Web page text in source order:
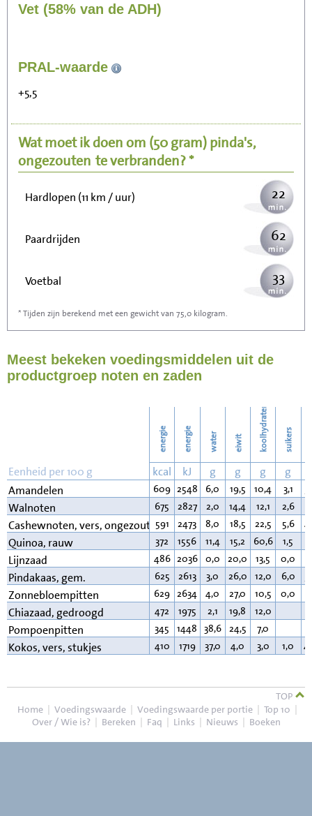
Vet (58% van de ADH)
PRAL-waarde
+5,5
Wat moet ik doen om (50 gram)pinda's,
ongezouten te verbranden? *
Zitten, tv kijken
Wandelen (5 km/uur)
Hardlopen (11 km / uur) 22
Paardrijden 62
Voetbal 33
Stofzuigen
Strijken 108
125
* Tijden zijn berekend met een gewicht van 75,0 kilogram.
Meest bekeken voedingsmiddelen uit de
productgroep noten en zaden
energie energie water eiwit koolhydraten suikers
Eenheid per 100 g kcal kJ g g g g
Amandelen
609 2548 6,0 19,5 10,4 3,1
Walnoten 675 2827 2,0 14,4 12,1 2,6
Cashewnoten, vers, ongezouten591 2473 8,0 18,5 22,5 5,6
Quinoa, rauw 372 1556 11,4 15,2 60,6 1,5
Lijnzaad 486 2036 0,0 20,0 13,5 0,0
Pindakaas, gem. 625 2613 3,0 26,0 12,0 6,0
Zonnebloempitten 629 2634 4,0 27,0 10,5 0,0
Chiazaad, gedroogd 472 1975 2,1 19,8 12,0
Pompoenpitten 345 1448 38,6 24,5 7,0
Kokos, vers, stukjes 410 1719 37,0 4,0 3,0 1,0
TOP
Home | Voedingswaarde | Voedingswaarde per portie | Top 10 |
Over / Wie is? | Bereken | Faq | Links | Nieuws | Boeken